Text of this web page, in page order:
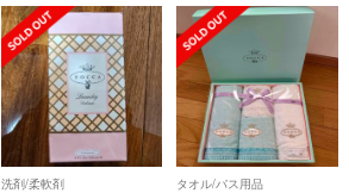
洗剤/柔軟剤 タオル/バス用品